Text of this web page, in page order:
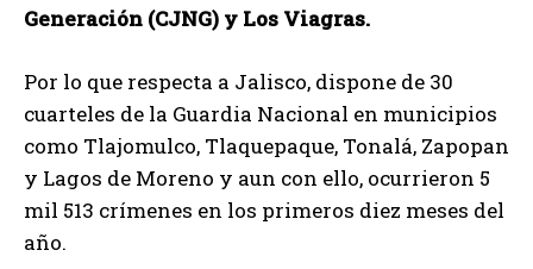
Generación (CJNG) y Los Viagras.
Por lo que respecta a Jalisco, dispone de 30
cuarteles de la Guardia Nacional en municipios
como Tlajomulco, Tlaquepaque, Tonalá, Zapopan
y Lagos de Moreno y aun con ello, ocurrieron 5
mil 513 crímenes en los primeros diez meses del
año.